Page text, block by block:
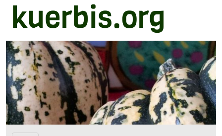
Zum Hauptinhalt springen
kuerbis.org